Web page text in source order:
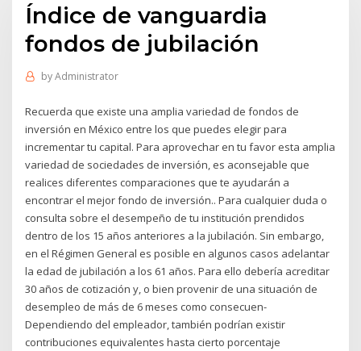
Índice de vanguardia
fondos de jubilación
byAdministrator
Recuerda que existe una amplia variedad de fondos de
inversión en México entre los que puedes elegir para
incrementar tu capital. Para aprovechar en tu favor esta amplia
variedad de sociedades de inversión, es aconsejable que
realices diferentes comparaciones que te ayudarán a
encontrar el mejor fondo de inversión.. Para cualquier duda o
consulta sobre el desempeño de tu institución prendidos
dentro de los 15 años anteriores a la jubilación. Sin embargo,
en el Régimen General es posible en algunos casos adelantar
la edad de jubilación a los 61 años. Para ello debería acreditar
30 años de cotización y, o bien provenir de una situación de
desempleo de más de 6 meses como consecuen-
Dependiendo del empleador, también podrían existir
contribuciones equivalentes hasta cierto porcentaje